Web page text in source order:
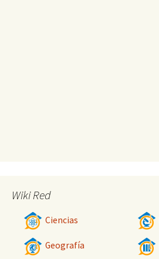
Wiki Red
Ciencias
Geografía